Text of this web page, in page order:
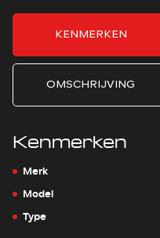
KENMERKEN
OMSCHRIJVING
Kenmerken
Merk
Model
Type